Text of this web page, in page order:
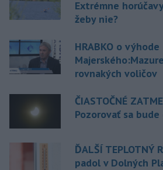
Extrémne
žeby nie?
HRABKO o výhode
rovnakých voličov
ČIASTOČNÉ
Pozorovať sa
ĎALŠÍ TEPLOTNÝ
padol v Dolných